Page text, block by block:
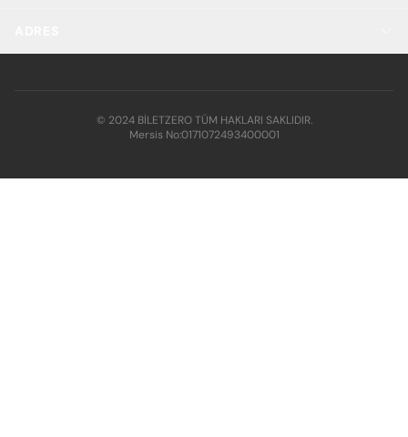
© 2024 BİLETZERO TÜM HAKLARI SAKLIDIR.
Mersis No:0171072493400001